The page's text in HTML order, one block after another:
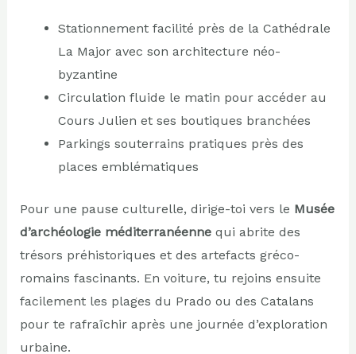
Stationnement facilité près de la Cathédrale
La Major avec son architecture néo-
byzantine
Circulation fluide le matin pour accéder au
Cours Julien et ses boutiques branchées
Parkings souterrains pratiques près des
places emblématiques
Pour une pause culturelle, dirige-toi vers le Musée
d’archéologie méditerranéennequi abrite des
trésors préhistoriques et des artefacts gréco-
romains fascinants. En voiture, tu rejoins ensuite
facilement les plages du Prado ou des Catalans
pour te rafraîchir après une journée d’exploration
urbaine.